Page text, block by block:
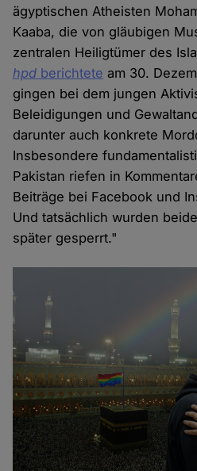
ägyptischen Atheisten
Kaaba, die von gläubigen
zentralen Heiligtümer des
hpd berichtete am 30.
gingen bei dem jungen
Beleidigungen und
darunter auch konkrete
Insbesondere
Pakistan riefen in
Beiträge bei Facebook und
Und tatsächlich wurden
später gesperrt."